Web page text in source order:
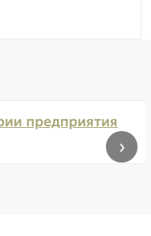
предприятия
›